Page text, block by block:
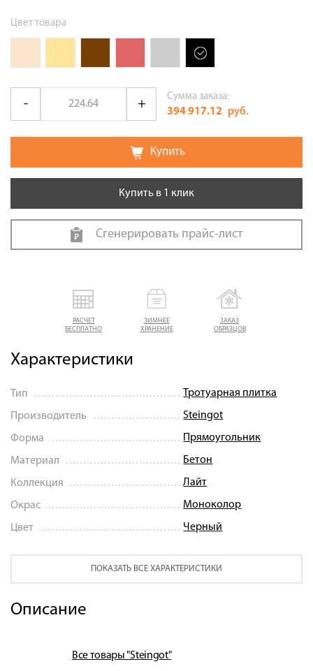
РАСЧЕТ
БЕСПЛАТНО
ЗИМНЕЕ
ХРАНЕНИЕ
ЗАКАЗ
ОБРАЗЦОВ
Характеристики
Тип Тротуарная плитка
Производитель Steingot
Форма Прямоугольник
Материал Бетон
Коллекция Лайт
Окрас Моноколор
Цвет Черный
ПОКАЗАТЬ ВСЕ ХАРАКТЕРИСТИКИ
Описание
Все товары "Steingot"
Цвет товара
Сумма заказа:
394 917.12 руб.
Купить
Купить в 1 клик
Сгенерировать прайс-лист